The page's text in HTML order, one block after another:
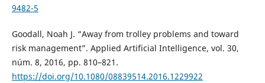
9482-5
Goodall, Noah J. “Away from trolley problems and toward
risk management”. Applied Artificial Intelligence, vol. 30,
núm. 8, 2016, pp. 810–821.
https://doi.org/10.1080/08839514.2016.1229922